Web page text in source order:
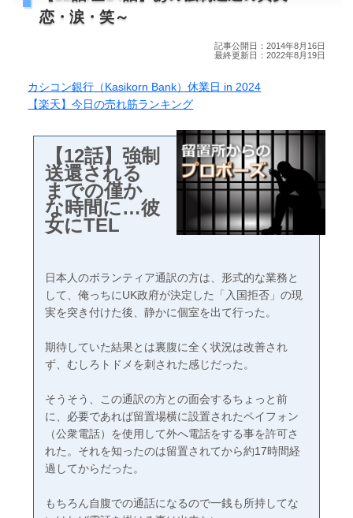
恋・涙・笑～
記事公開日：2014年8月16日
最終更新日：2022年8月19日
カシコン銀行（Kasikorn Bank）休業日 in 2024
【楽天】今日の売れ筋ランキング
【12話】強制
送還される
までの僅か
な時間に…彼
女にTEL
日本人のボランティア通訳の方は、形式的な業務と
して、俺っちにUK政府が決定した「入国拒否」の現
実を突き付けた後、静かに個室を出て行った。
期待していた結果とは裏腹に全く状況は改善され
ず、むしろトドメを刺された感じだった。
そうそう、この通訳の方との面会するちょっと前
に、必要であれば留置場横に設置されたペイフォン
（公衆電話）を使用して外へ電話をする事を許可さ
れた。それを知ったのは留置されてから約17時間経
過してからだった。
もちろん自腹での通話になるので一銭も所持してな